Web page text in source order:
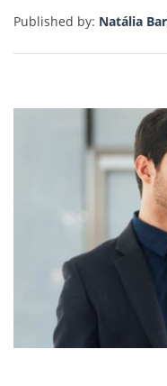
Published by: Natália